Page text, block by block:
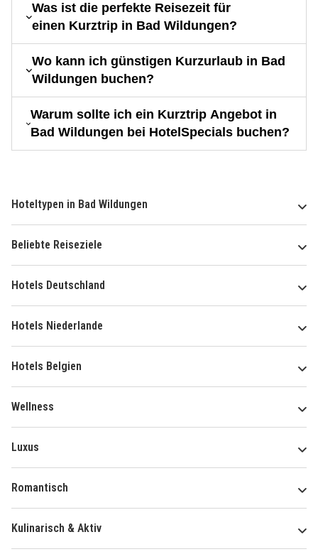
Was ist die perfekte Reisezeit für
einen Kurztrip in Bad Wildungen?
Wo kann ich günstigen Kurzurlaub in Bad
Wildungen buchen?
Warum sollte ich ein Kurztrip Angebot in
Bad Wildungen bei HotelSpecials buchen?
Hoteltypen in Bad Wildungen
Beliebte Reiseziele
Hotels Deutschland
Hotels Niederlande
Hotels Belgien
Wellness
Luxus
Romantisch
Kulinarisch & Aktiv